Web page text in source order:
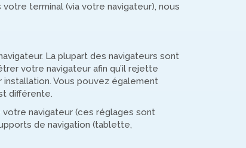
terminal (via votre navigateur), nous
La plupart des navigateurs sont
votre navigateur afin qu’il rejette
Vous pouvez également
différente.
navigateur (ces réglages sont
de navigation (tablette,